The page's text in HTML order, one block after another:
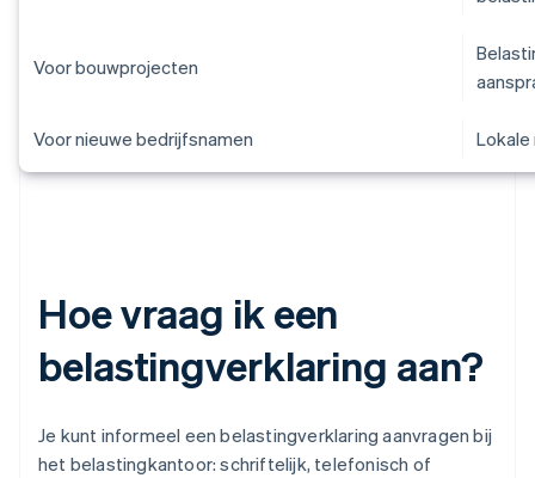
Voor bouwprojecten
Voor nieuwe bedrijfsnamen
Hoe vraag ik een
belastingverklaring aan?
Je kunt informeel een belastingverklaring aanvragen bij
het belastingkantoor: schriftelijk, telefonisch of